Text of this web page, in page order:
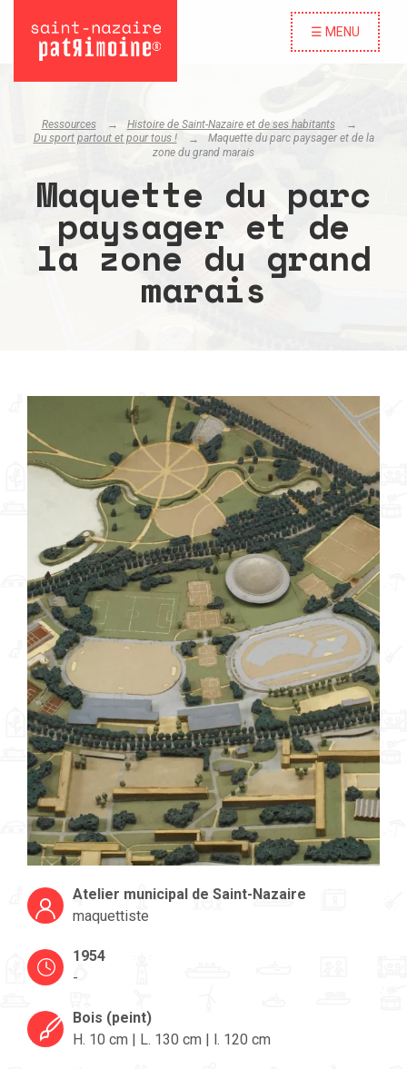
☰ MENU
Ressources
Histoire de Saint-Nazaire et de ses habitants
Du sport partout et pour tous !
Maquette du parc paysager et de la
zone du grand marais
Maquette du parc
paysager et de
la zone du grand
marais
Atelier municipal de Saint-Nazaire
maquettiste
1954
-
Bois (peint)
H. 10 cm | L. 130 cm | l. 120 cm